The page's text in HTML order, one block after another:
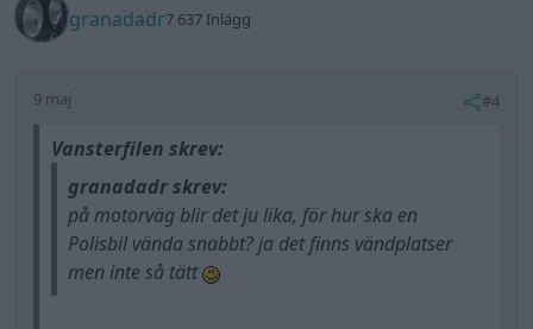
granadadr7 637 Inlägg
9 maj #4
Vansterfilen skrev:
granadadr skrev:
på motorväg blir det ju lika, för hur ska en
Polisbil vända snabbt? ja det finns vändplatser
men inte så tätt